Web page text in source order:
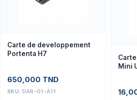
Carte de developpement
Portenta H7
650,000 TND
SKU: DAR-01-A11
Mini